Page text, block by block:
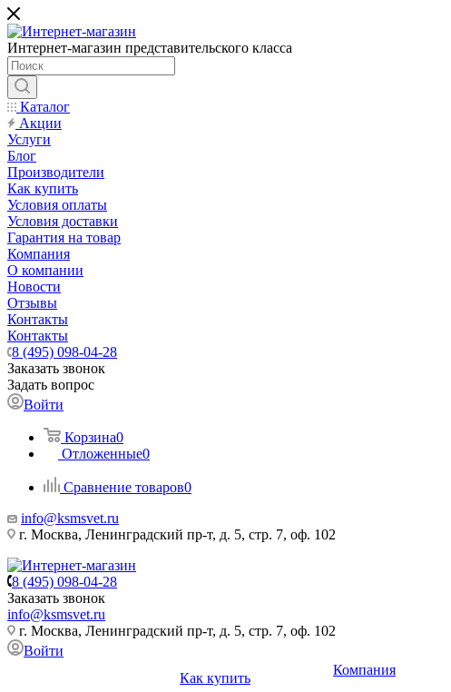
Интернет-магазин представительского класса
Каталог
Акции
Услуги
Блог
Производители
Как купить
Условия оплаты
Условия доставки
Гарантия на товар
Компания
О компании
Новости
Отзывы
Контакты
Контакты
8 (495) 098-04-28
Заказать звонок
Задать вопрос
Войти
Корзина0
Отложенные0
Сравнение товаров0
info@ksmsvet.ru
г. Москва, Ленинградский пр-т, д. 5, стр. 7, оф. 102
8 (495) 098-04-28
Заказать звонок
info@ksmsvet.ru
г. Москва, Ленинградский пр-т, д. 5, стр. 7, оф. 102
Войти
Как купить
Компания